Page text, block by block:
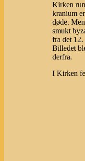
Kirken
kranium
døde.
smukt
fra det 12.
Billedet
derfra.
I Kirken